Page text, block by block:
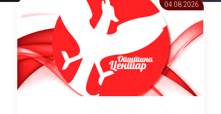
04.08 2026